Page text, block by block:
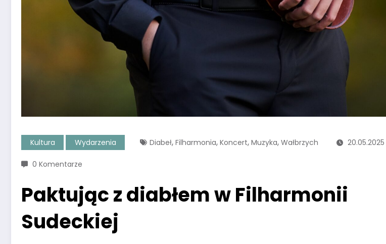
Kultura Wydarzenia Diabeł, Filharmonia, Koncert, Muzyka, Wałbrzych 20.05.2025
0 Komentarze
Paktując z diabłem w Filharmonii
Sudeckiej